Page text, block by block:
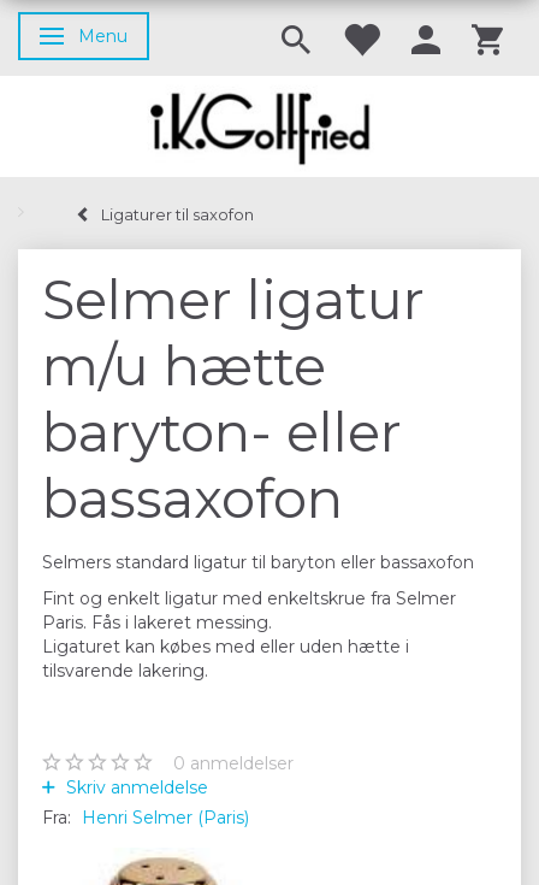
Skifte navigation
Menu
Ligaturer til saxofon
Selmer ligatur
m/u hætte
baryton- eller
bassaxofon
Selmers standard ligatur til baryton eller bassaxofon
Fint og enkelt ligatur med enkeltskrue fra Selmer
Paris. Fås i lakeret messing.
Ligaturet kan købes med eller uden hætte i
tilsvarende lakering.
0 anmeldelser
Skriv anmeldelse
Fra:
Henri Selmer (Paris)